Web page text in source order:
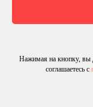
Нажимая на кнопку, вы
соглашаетесь c